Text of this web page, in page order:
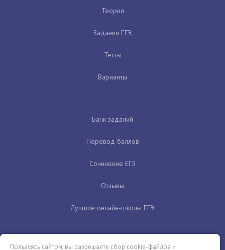
Теория
Задания ЕГЭ
Тесты
Варианты
Банк заданий
Перевод баллов
Сочинение ЕГЭ
Отзывы
Лучшие онлайн-школы ЕГЭ
Пользуясь сайтом, вы разрешаете сбор cookie-файлов и